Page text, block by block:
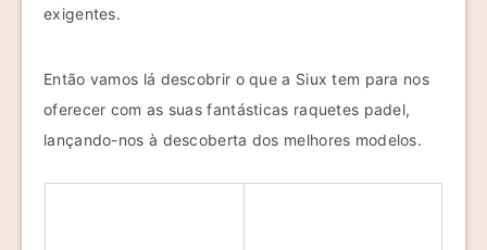
exigentes.
Então vamos lá descobrir o que a Siux tem para nos
oferecer com as suas fantásticas raquetes padel,
lançando-nos à descoberta dos melhores modelos.